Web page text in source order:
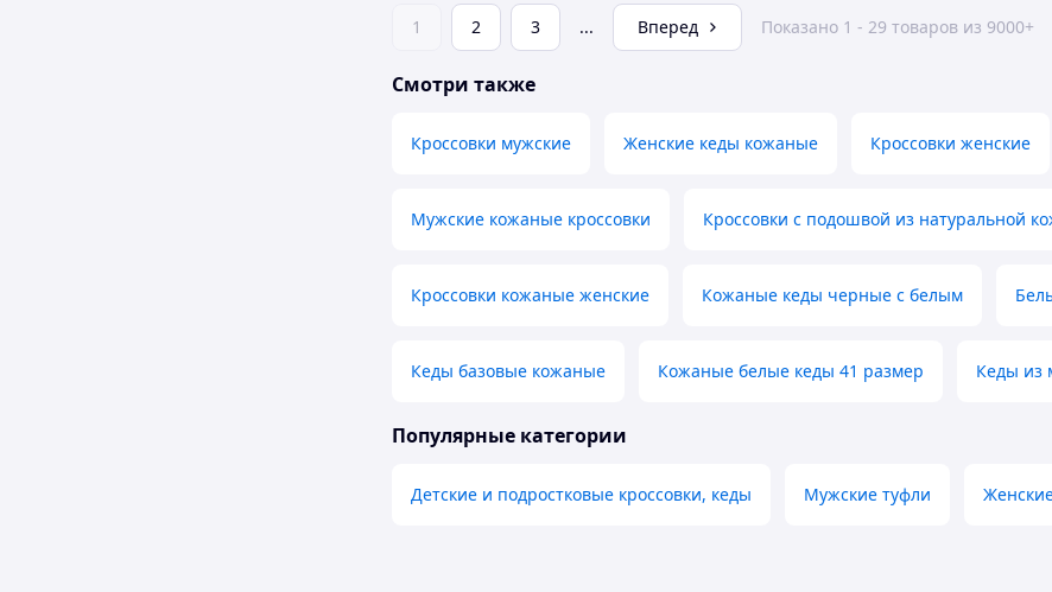
1 2 3 ... Вперед Показано 1 - 29 товаров из 9000+
Смотри также
Кроссовки мужские Женские кеды кожаные Кроссовки женские
Мужские кожаные кроссовки Кроссовки с подошвой из натуральной
Кроссовки кожаные женские Кожаные кеды черные с белым
Кеды базовые кожаные Кожаные белые кеды 41 размер Кеды из
Популярные категории
Детские и подростковые кроссовки, кеды Мужские туфли